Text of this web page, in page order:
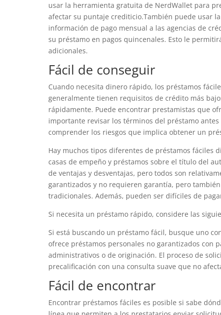
usar la herramienta gratuita de NerdWallet para
afectar su puntaje crediticio.También puede usar
información de pago mensual a las agencias de
su préstamo en pagos quincenales. Esto le
adicionales.
Fácil de conseguir
Cuando necesita dinero rápido, los préstamos
generalmente tienen requisitos de crédito más
rápidamente. Puede encontrar prestamistas que
importante revisar los términos del préstamo
comprender los riesgos que implica obtener un
Hay muchos tipos diferentes de préstamos fáciles
casas de empeño y préstamos sobre el título del
de ventajas y desventajas, pero todos son
garantizados y no requieren garantía, pero
tradicionales. Además, pueden ser difíciles de
Si necesita un préstamo rápido, considere las
Si está buscando un préstamo fácil, busque uno
ofrece préstamos personales no garantizados con
administrativos o de originación. El proceso de
precalificación con una consulta suave que no
Fácil de encontrar
Encontrar préstamos fáciles es posible si sabe